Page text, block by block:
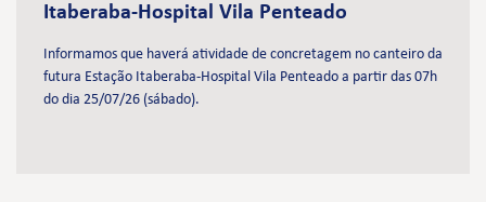
Itaberaba-Hospital Vila Penteado
Informamos que haverá atividade de concretagem no canteiro da
futura Estação Itaberaba-Hospital Vila Penteado a partir das 07h
do dia 25/07/26 (sábado).